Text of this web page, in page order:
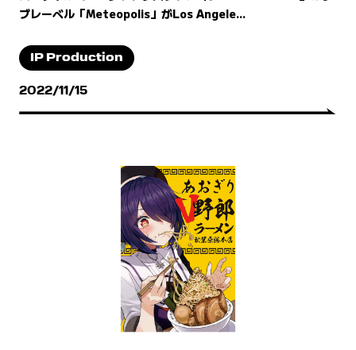
ブレーベル「Meteopolis」がLos Angele...
IP Production
2022/11/15